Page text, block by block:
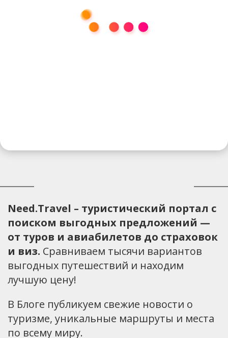
Need.Travel – туристический портал с
поиском выгодных предложений —
от туров и авиабилетов до страховок
и виз. Сравниваем тысячи вариантов
выгодных путешествий и находим
лучшую цену!
В Блоге публикуем свежие новости о
туризме, уникальные маршруты и места
по всему миру.